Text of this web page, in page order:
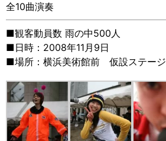
全10曲演奏
■観客動員数 雨の中500人
■日時：2008年11月9日
■場所：横浜美術館前 仮設ステージ